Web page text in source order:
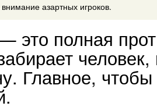
азартных игроков.
это полная
Главное,